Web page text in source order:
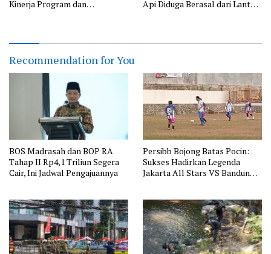
Kinerja Program dan
Api Diduga Berasal dari Lantai
Recommendation for You
BOS Madrasah dan BOP RA
Tahap II Rp4,1 Triliun Segera
Cair, Ini Jadwal Pengajuannya
Persibb Bojong Batas Pocin:
Sukses Hadirkan Legenda
Jakarta All Stars VS Bandung